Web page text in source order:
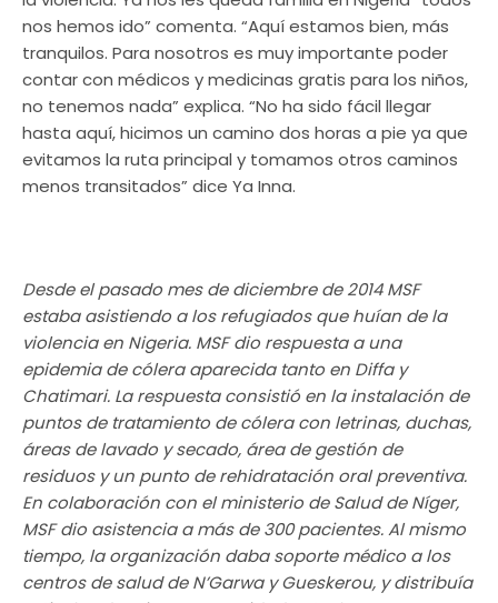
nos hemos ido” comenta. “Aquí estamos bien, más
tranquilos. Para nosotros es muy importante poder
contar con médicos y medicinas gratis para los niños,
no tenemos nada” explica. “No ha sido fácil llegar
hasta aquí, hicimos un camino dos horas a pie ya que
evitamos la ruta principal y tomamos otros caminos
menos transitados” dice Ya Inna.
Desde el pasado mes de diciembre de 2014 MSF
estaba asistiendo a los refugiados que huían de la
violencia en Nigeria. MSF dio respuesta a una
epidemia de cólera aparecida tanto en Diffa y
Chatimari. La respuesta consistió en la instalación de
puntos de tratamiento de cólera con letrinas, duchas,
áreas de lavado y secado, área de gestión de
residuos y un punto de rehidratación oral preventiva.
En colaboración con el ministerio de Salud de Níger,
MSF dio asistencia a más de 300 pacientes. Al mismo
tiempo, la organización daba soporte médico a los
centros de salud de N’Garwa y Gueskerou, y distribuía